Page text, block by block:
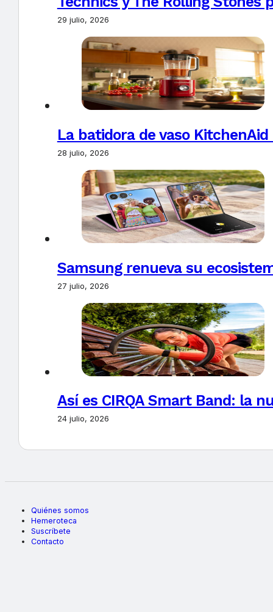
29 julio, 2026
La batidora de vaso
28 julio, 2026
Samsung renueva su
27 julio, 2026
Así es CIRQA Smart Band: la
24 julio, 2026
Quiénes somos
Hemeroteca
Suscríbete
Contacto